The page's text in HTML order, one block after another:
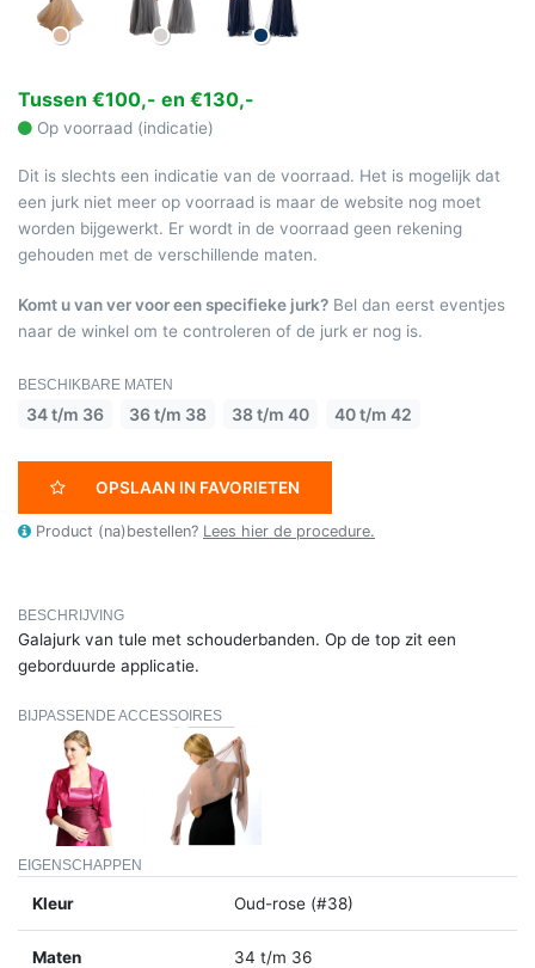
Tussen €100,- en €130,-
Op voorraad (indicatie)
Dit is slechts een indicatie van de voorraad. Het is mogelijk dat
een jurk niet meer op voorraad is maar de website nog moet
worden bijgewerkt. Er wordt in de voorraad geen rekening
gehouden met de verschillende maten.
Komt u van ver voor een specifieke jurk? Bel dan eerst eventjes
naar de winkel om te controleren of de jurk er nog is.
BESCHIKBARE MATEN
34 t/m 36 36 t/m 38 38 t/m 40 40 t/m 42
OPSLAAN IN FAVORIETEN
Product (na)bestellen? Lees hier de procedure.
BESCHRIJVING
Galajurk van tule met schouderbanden. Op de top zit een
geborduurde applicatie.
BIJPASSENDE ACCESSOIRES
EIGENSCHAPPEN
Kleur Oud-rose (#38)
Maten
34 t/m 36